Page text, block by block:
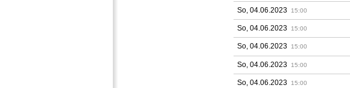
So, 04.06.2023 15:00
So, 04.06.2023 15:00
So, 04.06.2023 15:00
So, 04.06.2023 15:00
So, 04.06.2023 15:00